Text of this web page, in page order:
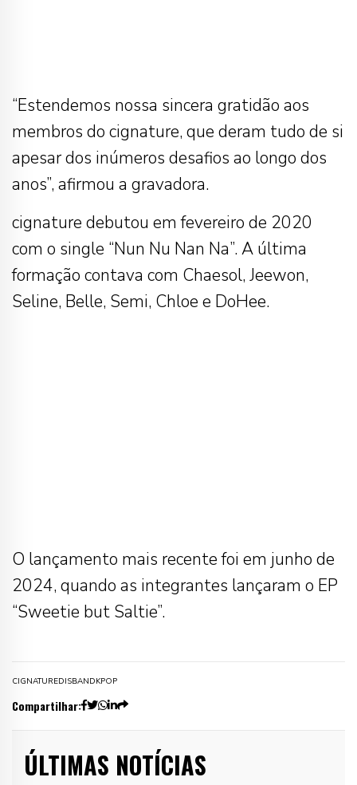
“Estendemos nossa sincera gratidão aos
membros do cignature, que deram tudo de si
apesar dos inúmeros desafios ao longo dos
anos”, afirmou a gravadora.
cignature debutou em fevereiro de 2020
com o single “Nun Nu Nan Na”. A última
formação contava com Chaesol, Jeewon,
Seline, Belle, Semi, Chloe e DoHee.
O lançamento mais recente foi em junho de
2024, quando as integrantes lançaram o EP
“Sweetie but Saltie”.
CIGNATUREDISBANDKPOP
Compartilhar:
ÚLTIMAS NOTÍCIAS